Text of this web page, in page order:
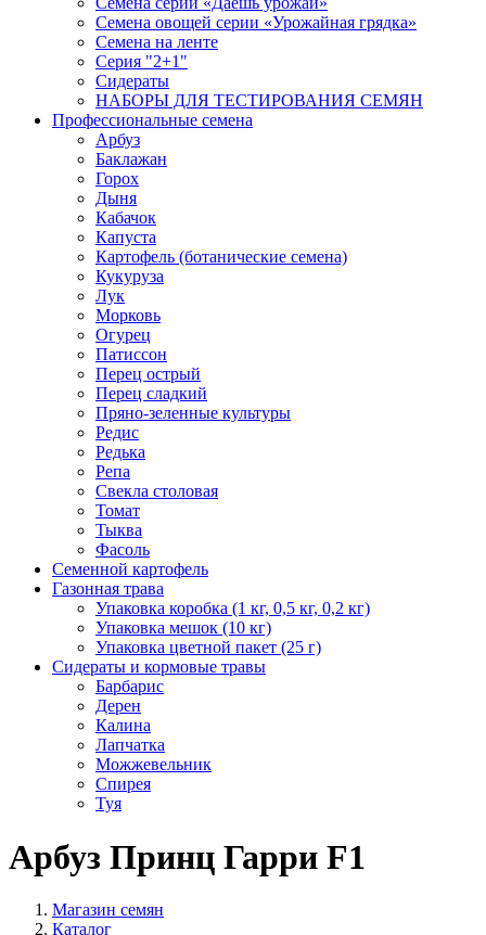
Семена овощей серии «Урожайная грядка»
Семена на ленте
Серия "2+1"
Сидераты
НАБОРЫ ДЛЯ ТЕСТИРОВАНИЯ СЕМЯН
Профессиональные семена
Арбуз
Баклажан
Горох
Дыня
Кабачок
Капуста
Картофель (ботанические семена)
Кукуруза
Лук
Морковь
Огурец
Патиссон
Перец острый
Перец сладкий
Пряно-зеленные культуры
Редис
Редька
Репа
Свекла столовая
Томат
Тыква
Фасоль
Семенной картофель
Газонная трава
Упаковка коробка (1 кг, 0,5 кг, 0,2 кг)
Упаковка мешок (10 кг)
Упаковка цветной пакет (25 г)
Сидераты и кормовые травы
Барбарис
Дерен
Калина
Лапчатка
Можжевельник
Спирея
Туя
Арбуз Принц Гарри F1
Магазин семян
Каталог